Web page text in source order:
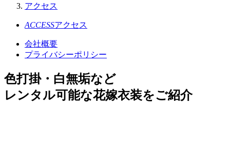
アクセス
ACCESSアクセス
会社概要
プライバシーポリシー
色打掛・白無垢など
レンタル可能な花嫁衣装をご紹介